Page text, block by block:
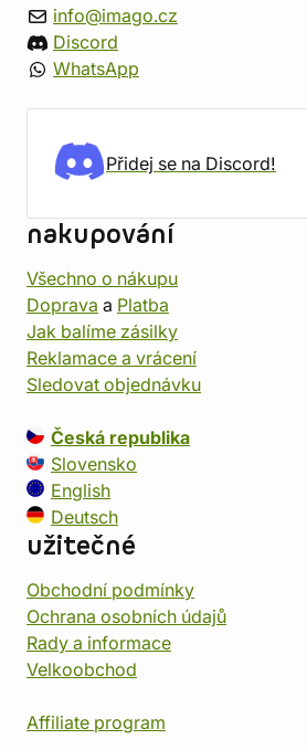
info@imago.cz
Discord
WhatsApp
Přidej se na Discord!
nakupování
Všechno o nákupu
Doprava a Platba
Jak balíme zásilky
Reklamace a vrácení
Sledovat objednávku
Česká republika
Slovensko
English
Deutsch
užitečné
Obchodní podmínky
Ochrana osobních údajů
Rady a informace
Velkoobchod
Affiliate program